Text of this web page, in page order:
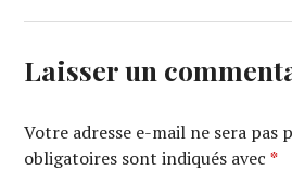
Laisser un
Votre adresse e-mail ne sera pas
obligatoires sont indiqués avec*